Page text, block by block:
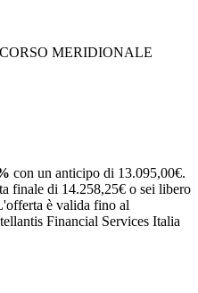
MERIDIONALE
con un anticipo di 13.095,00€.
finale di 14.258,25€ o sei libero
è valida fino al
Financial Services Italia